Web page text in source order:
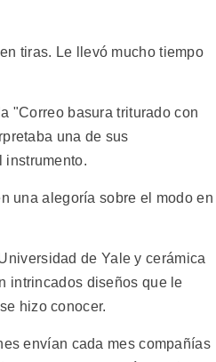
tiras. Le llevó mucho tiempo
"Correo basura triturado con
una de sus
instrumento.
una alegoría sobre el modo en
de Yale y cerámica
intrincados diseños que le
hizo conocer.
envían cada mes compañías